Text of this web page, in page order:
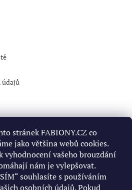
stránek FABIONY.CZ co
jako většina webů cookies.
vyhodnocení vašeho brouzdání
nám je vylepšovat.
souhlasíte s používáním
osobních údajů. Pokud
údajů